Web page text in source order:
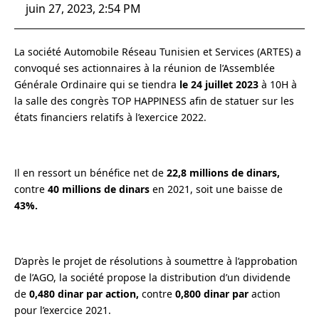
juin 27, 2023, 2:54 PM
La société Automobile Réseau Tunisien et Services (ARTES) a
convoqué ses actionnaires à la réunion de l’Assemblée
Générale Ordinaire qui se tiendra le 24 juillet 2023 à 10H à
la salle des congrès TOP HAPPINESS afin de statuer sur les
états financiers relatifs à l’exercice 2022.
Il en ressort un bénéfice net de 22,8 millions de dinars,
contre 40 millions de dinars en 2021, soit une baisse de
43%.
D’après le projet de résolutions à soumettre à l’approbation
de l’AGO, la société propose la distribution d’un dividende
de 0,480 dinar par action, contre 0,800 dinar par action
pour l’exercice 2021.